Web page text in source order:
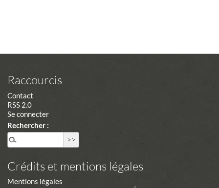
Raccourcis
Contact
RSS 2.0
Se connecter
Rechercher :
Crédits et mentions légales
Mentions légales